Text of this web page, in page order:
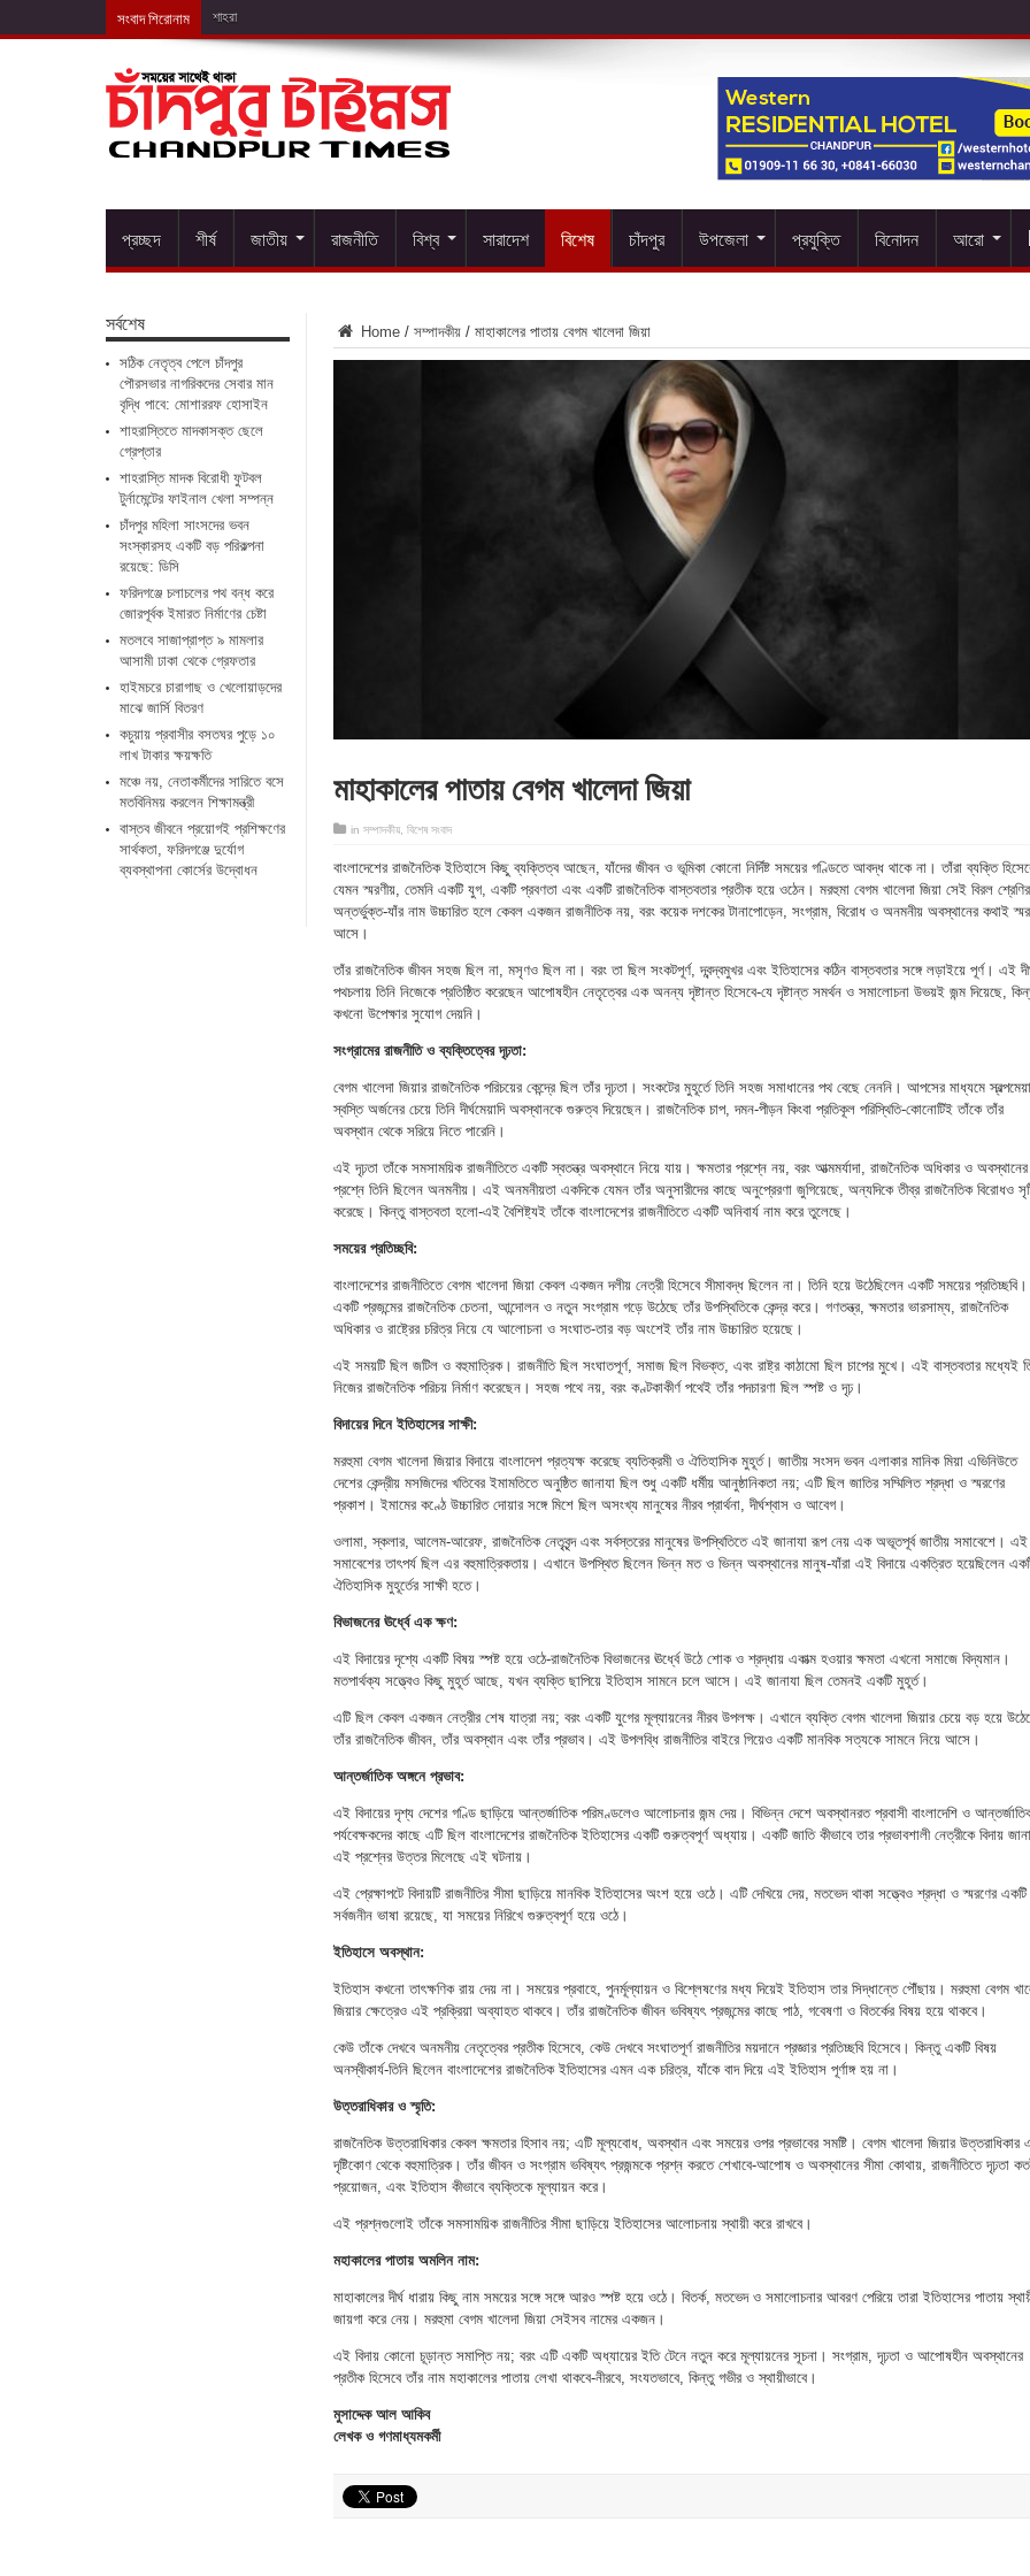
সংবাদ শিরোনাম শাহরাস্তিতে মাদকাসক্ত ছেলে গ্র
প্রচ্ছদ শীর্ষ জাতীয় রাজনীতি বিশ্ব সারাদেশ বিশেষ চাঁদপুর উপজেলা প্রযুক্তি বিনোদন আরো
Home / সম্পাদকীয় / মাহাকালের পাতায় বেগম খালেদা জিয়া
মাহাকালের পাতায় বেগম খালেদা জিয়া
in সম্পাদকীয় বিশেষ সংবাদ
বাংলাদেশের রাজনৈতিক ইতিহাসে কিছু ব্যক্তিত্ব আছেন, যাঁদের জীবন ও ভূমিকা কোনো নির্দিষ্ট সময়ের গণ্ডিতে আবদ্ধ থাকে না। তাঁরা ব্যক্তি
যেমন স্মরণীয়, তেমনি একটি যুগ, একটি প্রবণতা এবং একটি রাজনৈতিক বাস্তবতার প্রতীক হয়ে ওঠেন। মরহুমা বেগম খালেদা জিয়া সেই বিরল শ্রেণির
অন্তর্ভুক্ত-যাঁর নাম উচ্চারিত হলে কেবল একজন রাজনীতিক নয়, বরং কয়েক দশকের টানাপোড়েন, সংগ্রাম, বিরোধ ও অনমনীয় অবস্থানের কথাই
আসে।
তাঁর রাজনৈতিক জীবন সহজ ছিল না, মসৃণও ছিল না। বরং তা ছিল সংকটপূর্ণ, দ্বন্দ্বমুখর এবং ইতিহাসের কঠিন বাস্তবতার সঙ্গে লড়াইয়ে পূর্ণ। এই
পথচলায় তিনি নিজেকে প্রতিষ্ঠিত করেছেন আপোষহীন নেতৃত্বের এক অনন্য দৃষ্টান্ত হিসেবে-যে দৃষ্টান্ত সমর্থন ও সমালোচনা উভয়ই জন্ম দিয়েছে,
কখনো উপেক্ষার সুযোগ দেয়নি।
সংগ্রামের রাজনীতি ও ব্যক্তিত্বের দৃঢ়তা:
বেগম খালেদা জিয়ার রাজনৈতিক পরিচয়ের কেন্দ্রে ছিল তাঁর দৃঢ়তা। সংকটের মুহূর্তে তিনি সহজ সমাধানের পথ বেছে নেননি। আপসের মাধ্যমে
স্বস্তি অর্জনের চেয়ে তিনি দীর্ঘমেয়াদি অবস্থানকে গুরুত্ব দিয়েছেন। রাজনৈতিক চাপ, দমন-পীড়ন কিংবা প্রতিকূল পরিস্থিতি-কোনোটিই তাঁকে তাঁর
অবস্থান থেকে সরিয়ে নিতে পারেনি।
এই দৃঢ়তা তাঁকে সমসাময়িক রাজনীতিতে একটি স্বতন্ত্র অবস্থানে নিয়ে যায়। ক্ষমতার প্রশ্নে নয়, বরং আত্মমর্যাদা, রাজনৈতিক অধিকার ও অবস্থানের
প্রশ্নে তিনি ছিলেন অনমনীয়। এই অনমনীয়তা একদিকে যেমন তাঁর অনুসারীদের কাছে অনুপ্রেরণা জুগিয়েছে, অন্যদিকে তীব্র রাজনৈতিক বিরোধও
করেছে। কিন্তু বাস্তবতা হলো-এই বৈশিষ্ট্যই তাঁকে বাংলাদেশের রাজনীতিতে একটি অনিবার্য নাম করে তুলেছে।
সময়ের প্রতিচ্ছবি:
বাংলাদেশের রাজনীতিতে বেগম খালেদা জিয়া কেবল একজন দলীয় নেত্রী হিসেবে সীমাবদ্ধ ছিলেন না। তিনি হয়ে উঠেছিলেন একটি সময়ের প্রতিচ্ছবি।
একটি প্রজন্মের রাজনৈতিক চেতনা, আন্দোলন ও নতুন সংগ্রাম গড়ে উঠেছে তাঁর উপস্থিতিকে কেন্দ্র করে। গণতন্ত্র, ক্ষমতার ভারসাম্য, রাজনৈতিক
অধিকার ও রাষ্ট্রের চরিত্র নিয়ে যে আলোচনা ও সংঘাত-তার বড় অংশেই তাঁর নাম উচ্চারিত হয়েছে।
এই সময়টি ছিল জটিল ও বহুমাত্রিক। রাজনীতি ছিল সংঘাতপূর্ণ, সমাজ ছিল বিভক্ত, এবং রাষ্ট্র কাঠামো ছিল চাপের মুখে। এই বাস্তবতার মধ্যেই
নিজের রাজনৈতিক পরিচয় নির্মাণ করেছেন। সহজ পথে নয়, বরং কণ্টকাকীর্ণ পথেই তাঁর পদচারণা ছিল স্পষ্ট ও দৃঢ়।
বিদায়ের দিনে ইতিহাসের সাক্ষী:
মরহুমা বেগম খালেদা জিয়ার বিদায়ে বাংলাদেশ প্রত্যক্ষ করেছে ব্যতিক্রমী ও ঐতিহাসিক মুহূর্ত। জাতীয় সংসদ ভবন এলাকার মানিক মিয়া এভিনিউতে
দেশের কেন্দ্রীয় মসজিদের খতিবের ইমামতিতে অনুষ্ঠিত জানাযা ছিল শুধু একটি ধর্মীয় আনুষ্ঠানিকতা নয়; এটি ছিল জাতির সম্মিলিত শ্রদ্ধা ও স্মরণের
প্রকাশ। ইমামের কণ্ঠে উচ্চারিত দোয়ার সঙ্গে মিশে ছিল অসংখ্য মানুষের নীরব প্রার্থনা, দীর্ঘশ্বাস ও আবেগ।
ওলামা, স্কলার, আলেম-আরেফ, রাজনৈতিক নেতৃবৃন্দ এবং সর্বস্তরের মানুষের উপস্থিতিতে এই জানাযা রূপ নেয় এক অভূতপূর্ব জাতীয় সমাবেশে। এই
সমাবেশের তাৎপর্য ছিল এর বহুমাত্রিকতায়। এখানে উপস্থিত ছিলেন ভিন্ন মত ও ভিন্ন অবস্থানের মানুষ-যাঁরা এই বিদায়ে একত্রিত হয়েছিলেন
ঐতিহাসিক মুহূর্তের সাক্ষী হতে।
বিভাজনের ঊর্ধ্বে এক ক্ষণ:
এই বিদায়ের দৃশ্যে একটি বিষয় স্পষ্ট হয়ে ওঠে-রাজনৈতিক বিভাজনের ঊর্ধ্বে উঠে শোক ও শ্রদ্ধায় একাত্ম হওয়ার ক্ষমতা এখনো সমাজে বিদ্যমান।
মতপার্থক্য সত্ত্বেও কিছু মুহূর্ত আছে, যখন ব্যক্তি ছাপিয়ে ইতিহাস সামনে চলে আসে। এই জানাযা ছিল তেমনই একটি মুহূর্ত।
এটি ছিল কেবল একজন নেত্রীর শেষ যাত্রা নয়; বরং একটি যুগের মূল্যায়নের নীরব উপলক্ষ। এখানে ব্যক্তি বেগম খালেদা জিয়ার চেয়ে বড় হয়ে
তাঁর রাজনৈতিক জীবন, তাঁর অবস্থান এবং তাঁর প্রভাব। এই উপলব্ধি রাজনীতির বাইরে গিয়েও একটি মানবিক সত্যকে সামনে নিয়ে আসে।
আন্তর্জাতিক অঙ্গনে প্রভাব:
এই বিদায়ের দৃশ্য দেশের গণ্ডি ছাড়িয়ে আন্তর্জাতিক পরিমণ্ডলেও আলোচনার জন্ম দেয়। বিভিন্ন দেশে অবস্থানরত প্রবাসী বাংলাদেশি ও
পর্যবেক্ষকদের কাছে এটি ছিল বাংলাদেশের রাজনৈতিক ইতিহাসের একটি গুরুত্বপূর্ণ অধ্যায়। একটি জাতি কীভাবে তার প্রভাবশালী নেত্রীকে বিদায়
এই প্রশ্নের উত্তর মিলেছে এই ঘটনায়।
এই প্রেক্ষাপটে বিদায়টি রাজনীতির সীমা ছাড়িয়ে মানবিক ইতিহাসের অংশ হয়ে ওঠে। এটি দেখিয়ে দেয়, মতভেদ থাকা সত্ত্বেও শ্রদ্ধা ও স্মরণের একটি
সর্বজনীন ভাষা রয়েছে, যা সময়ের নিরিখে গুরুত্বপূর্ণ হয়ে ওঠে।
ইতিহাসে অবস্থান:
ইতিহাস কখনো তাৎক্ষণিক রায় দেয় না। সময়ের প্রবাহে, পুনর্মূল্যায়ন ও বিশ্লেষণের মধ্য দিয়েই ইতিহাস তার সিদ্ধান্তে পৌঁছায়। মরহুমা বেগম
জিয়ার ক্ষেত্রেও এই প্রক্রিয়া অব্যাহত থাকবে। তাঁর রাজনৈতিক জীবন ভবিষ্যৎ প্রজন্মের কাছে পাঠ, গবেষণা ও বিতর্কের বিষয় হয়ে থাকবে।
কেউ তাঁকে দেখবে অনমনীয় নেতৃত্বের প্রতীক হিসেবে, কেউ দেখবে সংঘাতপূর্ণ রাজনীতির ময়দানে প্রজ্ঞার প্রতিচ্ছবি হিসেবে। কিন্তু একটি বিষয়
অনস্বীকার্য-তিনি ছিলেন বাংলাদেশের রাজনৈতিক ইতিহাসের এমন এক চরিত্র, যাঁকে বাদ দিয়ে এই ইতিহাস পূর্ণাঙ্গ হয় না।
উত্তরাধিকার ও স্মৃতি:
রাজনৈতিক উত্তরাধিকার কেবল ক্ষমতার হিসাব নয়; এটি মূল্যবোধ, অবস্থান এবং সময়ের ওপর প্রভাবের সমষ্টি। বেগম খালেদা জিয়ার উত্তরাধিকার
দৃষ্টিকোণ থেকে বহুমাত্রিক। তাঁর জীবন ও সংগ্রাম ভবিষ্যৎ প্রজন্মকে প্রশ্ন করতে শেখাবে-আপোষ ও অবস্থানের সীমা কোথায়, রাজনীতিতে দৃঢ়তা
প্রয়োজন, এবং ইতিহাস কীভাবে ব্যক্তিকে মূল্যায়ন করে।
এই প্রশ্নগুলোই তাঁকে সমসাময়িক রাজনীতির সীমা ছাড়িয়ে ইতিহাসের আলোচনায় স্থায়ী করে রাখবে।
মহাকালের পাতায় অমলিন নাম:
মাহাকালের দীর্ঘ ধারায় কিছু নাম সময়ের সঙ্গে সঙ্গে আরও স্পষ্ট হয়ে ওঠে। বিতর্ক, মতভেদ ও সমালোচনার আবরণ পেরিয়ে তারা ইতিহাসের পাতায়
জায়গা করে নেয়। মরহুমা বেগম খালেদা জিয়া সেইসব নামের একজন।
এই বিদায় কোনো চূড়ান্ত সমাপ্তি নয়; বরং এটি একটি অধ্যায়ের ইতি টেনে নতুন করে মূল্যায়নের সূচনা। সংগ্রাম, দৃঢ়তা ও আপোষহীন অবস্থানের
প্রতীক হিসেবে তাঁর নাম মহাকালের পাতায় লেখা থাকবে-নীরবে, সংযতভাবে, কিন্তু গভীর ও স্থায়ীভাবে।
মুসাদ্দেক আল আকিব
লেখক ও গণমাধ্যমকর্মী
সর্বশেষ
সঠিক নেতৃত্ব পেলে চাঁদপুর
পৌরসভার নাগরিকদের সেবার মান
বৃদ্ধি পাবে: মোশাররফ হোসাইন
শাহরাস্তিতে মাদকাসক্ত ছেলে
গ্রেপ্তার
শাহরাস্তি মাদক বিরোধী ফুটবল
টুর্নামেন্টের ফাইনাল খেলা সম্পন্ন
চাঁদপুর মহিলা সাংসদের ভবন
সংস্কারসহ একটি বড় পরিকল্পনা
রয়েছে: ডিসি
ফরিদগঞ্জে চলাচলের পথ বন্ধ করে
জোরপূর্বক ইমারত নির্মাণের চেষ্টা
মতলবে সাজাপ্রাপ্ত ৯ মামলার
আসামী ঢাকা থেকে গ্রেফতার
হাইমচরে চারাগাছ ও খেলোয়াড়দের
মাঝে জার্সি বিতরণ
কচুয়ায় প্রবাসীর বসতঘর পুড়ে ১০
লাখ টাকার ক্ষয়ক্ষতি
মঞ্চে নয়, নেতাকর্মীদের সারিতে বসে
মতবিনিময় করলেন শিক্ষামন্ত্রী
​বাস্তব জীবনে প্রয়োগই প্রশিক্ষণের
সার্থকতা, ফরিদগঞ্জে দুর্যোগ
ব্যবস্থাপনা কোর্সের উদ্বোধন